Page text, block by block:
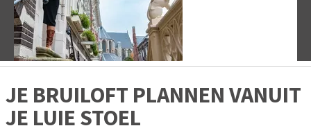
Vorige
JE BRUILOFT PLANNEN VANUIT
JE LUIE STOEL